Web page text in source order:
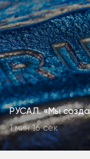
РУСАЛ. «Мы
1 мин 16 сек